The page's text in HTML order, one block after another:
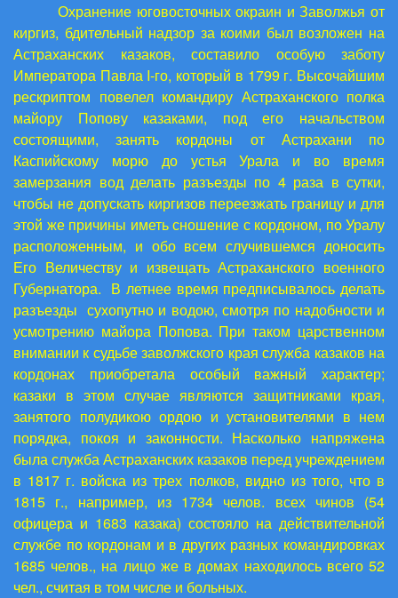
Охранение юговосточных окраин и Заволжья от
киргиз, бдительный надзор за коими был возложен на
Астраханских казаков, составило особую заботу
Императора Павла I-го, который в 1799 г. Высочайшим
рескриптом повелел командиру Астраханского полка
майору Попову казаками, под его начальством
состоящими, занять кордоны от Астрахани по
Каспийскому морю до устья Урала и во время
замерзания вод делать разъезды по 4 раза в сутки,
чтобы не допускать киргизов переезжать границу и для
этой же причины иметь сношение с кордоном, по Уралу
расположенным, и обо всем случившемся доносить
Его Величеству и извещать Астраханского военного
Губернатора. В летнее время предписывалось делать
разъезды сухопутно и водою, смотря по надобности и
усмотрению майора Попова. При таком царственном
внимании к судьбе заволжского края служба казаков на
кордонах приобретала особый важный характер;
казаки в этом случае являются защитниками края,
занятого полудикою ордою и установителями в нем
порядка, покоя и законности. Насколько напряжена
была служба Астраханских казаков перед учреждением
в 1817 г. войска из трех полков, видно из того, что в
1815 г., например, из 1734 челов. всех чинов (54
офицера и 1683 казака) состояло на действительной
службе по кордонам и в других разных командировках
1685 челов., на лицо же в домах находилось всего 52
чел., считая в том числе и больных.